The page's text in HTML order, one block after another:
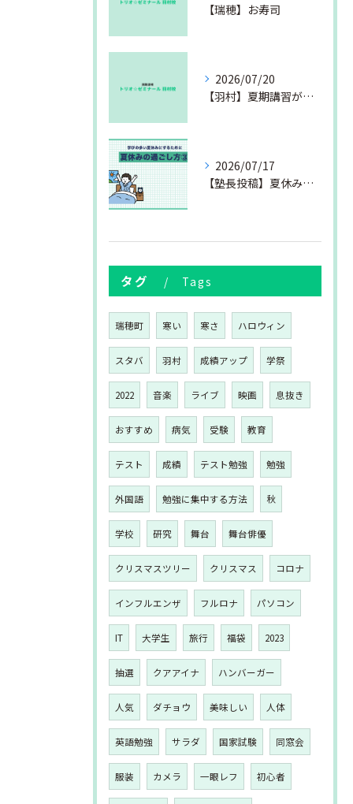
【瑞穂】お寿司
2026/07/20
【羽村】夏期講習が始まりました
2026/07/17
【塾長投稿】夏休みの過ごし方③
タグ Tags
瑞穂町 寒い 寒さ ハロウィン
スタバ 羽村 成績アップ 学祭
2022 音楽 ライブ 映画 息抜き
おすすめ 病気 受験 教育
テスト 成績 テスト勉強 勉強
外国語 勉強に集中する方法 秋
学校 研究 舞台 舞台俳優
クリスマスツリー クリスマス コロナ
インフルエンザ フルロナ パソコン
IT 大学生 旅行 福袋 2023
抽選 クアアイナ ハンバーガー
人気 ダチョウ 美味しい 人体
英語勉強 サラダ 国家試験 同窓会
服装 カメラ 一眼レフ 初心者